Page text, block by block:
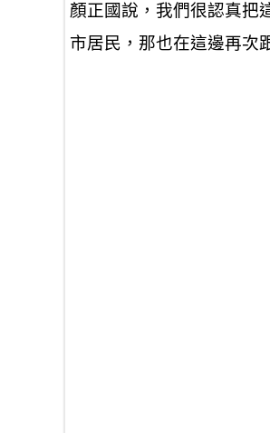
顏正國說，我們很認真把
市居民，那也在這邊再次